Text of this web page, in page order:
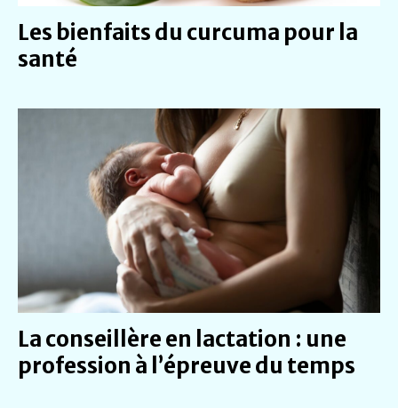
Les bienfaits du curcuma pour la
santé
La conseillère en lactation : une
profession à l’épreuve du temps